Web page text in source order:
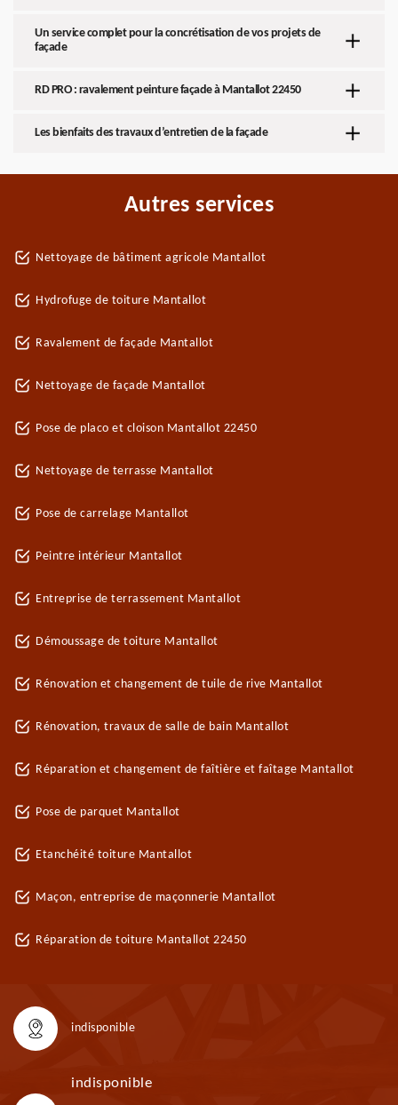
Un service complet pour la concrétisation de vos projets de
façade
RD PRO : ravalement peinture façade à Mantallot 22450
Les bienfaits des travaux d’entretien de la façade
Autres services
Nettoyage de bâtiment agricole Mantallot
Hydrofuge de toiture Mantallot
Ravalement de façade Mantallot
Nettoyage de façade Mantallot
Pose de placo et cloison Mantallot 22450
Nettoyage de terrasse Mantallot
Pose de carrelage Mantallot
Peintre intérieur Mantallot
Entreprise de terrassement Mantallot
Démoussage de toiture Mantallot
Rénovation et changement de tuile de rive Mantallot
Rénovation, travaux de salle de bain Mantallot
Réparation et changement de faîtière et faîtage Mantallot
Pose de parquet Mantallot
Etanchéité toiture Mantallot
Maçon, entreprise de maçonnerie Mantallot
Réparation de toiture Mantallot 22450
indisponible
indisponible